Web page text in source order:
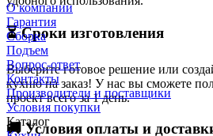
⏳ Сроки изготовления
Выберите готовое решение или
кухню на заказ! У нас вы сможете
проект всего за 1 день.
🚚 Условия оплаты и
О компании
Гарантия
Сборка
Подъем
Вопрос-ответ
Контакты
Производители и поставщики
Условия покупки
Каталог